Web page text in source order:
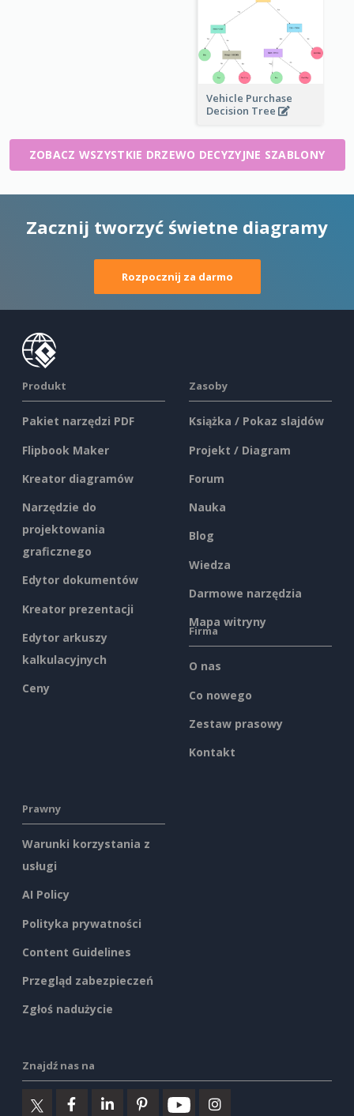
Vehicle Purchase
Decision Tree
ZOBACZ WSZYSTKIE DRZEWO DECYZYJNE SZABLONY
Zacznij tworzyć świetne diagramy
Rozpocznij za darmo
Produkt
Pakiet narzędzi PDF
Flipbook Maker
Kreator diagramów
Narzędzie do
projektowania
graficznego
Edytor dokumentów
Kreator prezentacji
Edytor arkuszy
kalkulacyjnych
Ceny
Zasoby
Książka / Pokaz slajdów
Projekt / Diagram
Forum
Nauka
Blog
Wiedza
Darmowe narzędzia
Mapa witryny
Firma
O nas
Co nowego
Zestaw prasowy
Kontakt
Prawny
Warunki korzystania z
usługi
AI Policy
Polityka prywatności
Content Guidelines
Przegląd zabezpieczeń
Zgłoś nadużycie
Znajdź nas na